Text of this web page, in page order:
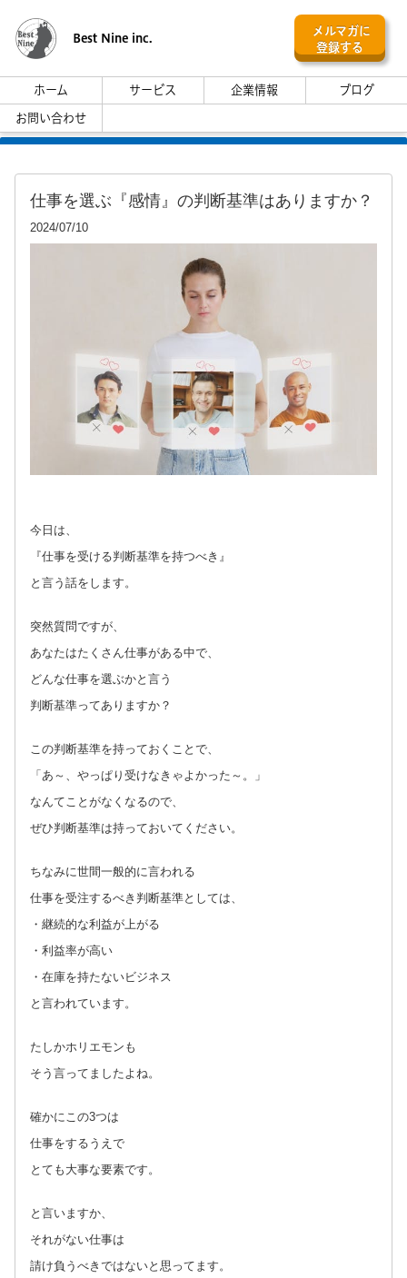
Best Nine inc.
メルマガに
登録する
ホーム サービス 企業情報
ブログ
お問い合わせ
仕事を選ぶ『感情』の判断基準はありますか？
2024/07/10
今日は、
『仕事を受ける判断基準を持つべき』
と言う話をします。
突然質問ですが、
あなたはたくさん仕事がある中で、
どんな仕事を選ぶかと言う
判断基準ってありますか？
この判断基準を持っておくことで、
「あ～、やっぱり受けなきゃよかった～。」
なんてことがなくなるので、
ぜひ判断基準は持っておいてください。
ちなみに世間一般的に言われる
仕事を受注するべき判断基準としては、
・継続的な利益が上がる
・利益率が高い
・在庫を持たないビジネス
と言われています。
たしかホリエモンも
そう言ってましたよね。
確かにこの3つは
仕事をするうえで
とても大事な要素です。
と言いますか、
それがない仕事は
請け負うべきではないと思ってます。